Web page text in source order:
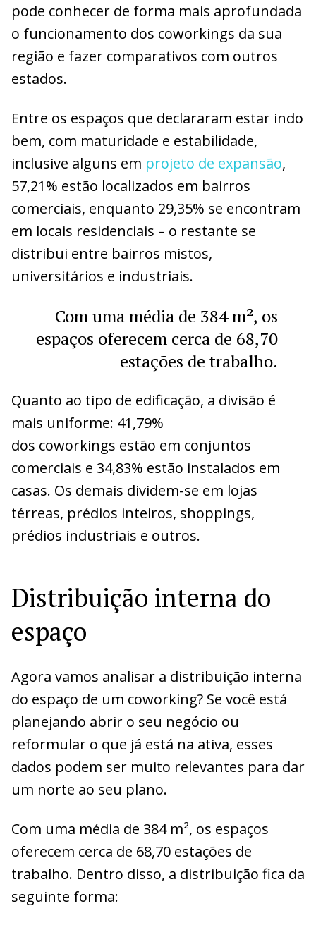
pode conhecer de forma mais aprofundada
o funcionamento dos coworkings da sua
região e fazer comparativos com outros
estados.
Entre os espaços que declararam estar indo
bem, com maturidade e estabilidade,
inclusive alguns em projeto de expansão,
57,21% estão localizados em bairros
comerciais, enquanto 29,35% se encontram
em locais residenciais – o restante se
distribui entre bairros mistos,
universitários e industriais.
Com uma média de 384 m², os
espaços oferecem cerca de 68,70
estações de trabalho.
Quanto ao tipo de edificação, a divisão é
mais uniforme: 41,79%
dos coworkings estão em conjuntos
comerciais e 34,83% estão instalados em
casas. Os demais dividem-se em lojas
térreas, prédios inteiros, shoppings,
prédios industriais e outros.
Distribuição interna do
espaço
Agora vamos analisar a distribuição interna
do espaço de um coworking? Se você está
planejando abrir o seu negócio ou
reformular o que já está na ativa, esses
dados podem ser muito relevantes para dar
um norte ao seu plano.
Com uma média de 384 m², os espaços
oferecem cerca de 68,70 estações de
trabalho. Dentro disso, a distribuição fica da
seguinte forma: